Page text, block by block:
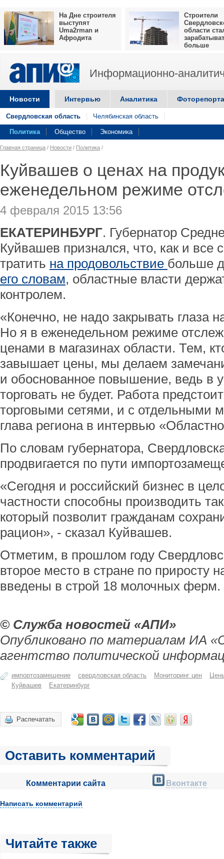
На Дне строителя
выступят
Uma2rman и
Афродита
Строители
области
больше
Информационно-
Новости Интервью Аналитика
Свердловская область Челябинская область
Политика Общество Экономика
Главная страница / Новости / Политика /
Куйвашев о ценах на
еженедельном режиме
4 февраля 2015 13:56
ЕКАТЕРИНБУРГ. Губернатор
Куйвашев признался, что, как и все
тратить на продовольствие больше
его словам, областные власти
контролем.
«Конечно, не надо закрывать глаза
Но я в еженедельном режиме
ценами в магазинах области. Тем,
завышает цены, мы делаем
и обоснованное повышение, ведь в
торговать не будет. Работа
торговыми сетями, и с отдельными
глава региона в интервью
По словам губернатора,
продвигается по пути
«Сегодня и российский бизнес в
частности способны производить
который позволит гражданам
рацион», - сказал Куйвашев.
Отметим, в прошлом году
второе место в стране по приросту
введены в строй 18 молочных ферм.
© Служба новостей «АПИ»
Опубликовано по материалам ИА
агентство политической
импортозамещение свердловская область Мониторинг цен
Куйвашев
Екатеринбург
Распечатать
Оставить комментарий
Комментарии сайта Вконтакте
Написать комментарий
Читайте также